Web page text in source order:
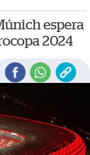
espera
2024